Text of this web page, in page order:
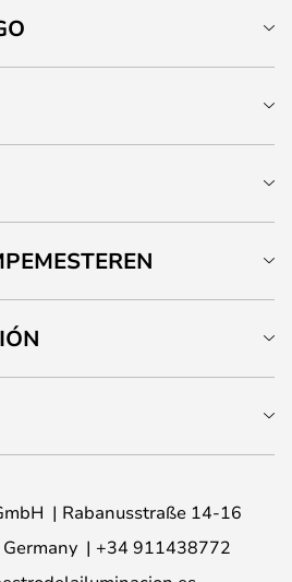
Rabanusstraße 14-16
Germany
+34 911438772